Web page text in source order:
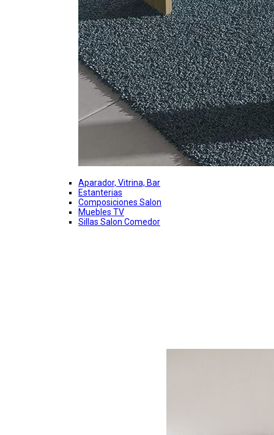
Aparador, Vitrina, Bar
Estanterias
Composiciones Salon
Muebles TV
Sillas Salon Comedor